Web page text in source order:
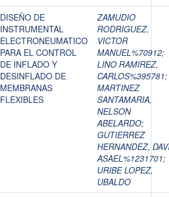
DISEÑO DE
INSTRUMENTAL
ELECTRONEUMATICO
PARA EL CONTROL
DE INFLADO Y
DESINFLADO DE
MEMBRANAS
FLEXIBLES
ZAMUDIO
RODRIGUEZ,
VICTOR
MANUEL%70912;
LINO RAMIREZ,
CARLOS%395781;
MARTINEZ
SANTAMARIA,
NELSON
ABELARDO;
GUTIERREZ
HERNANDEZ,
ASAEL%1231701;
URIBE LOPEZ,
UBALDO